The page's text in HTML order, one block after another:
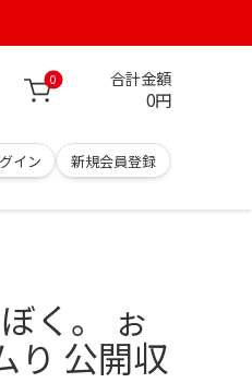
0 合計金額
0円
イン 新規会員登録
く。 ぉ
り 公開収